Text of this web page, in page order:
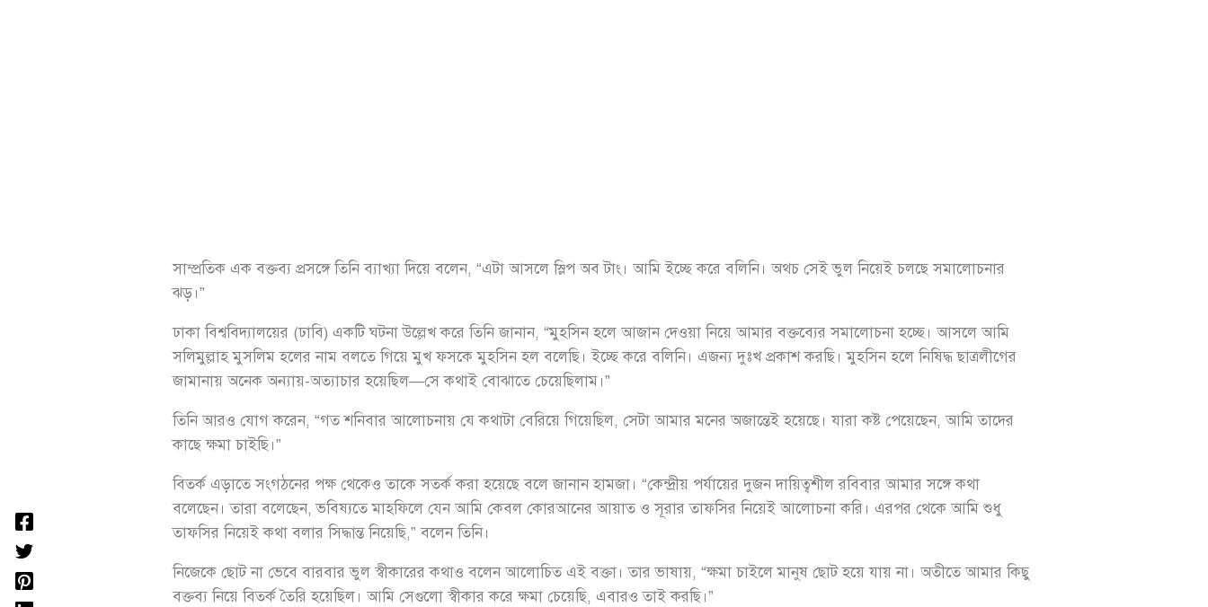
সাম্প্রতিক এক বক্তব্য প্রসঙ্গে তিনি ব্যাখ্যা দিয়ে বলেন, “এটা আসলে স্লিপ অব টাং। আমি ইচ্ছে করে বলিনি। অথচ সেই ভুল নিয়েই চলছে সমালোচনার
ঝড়।”
ঢাকা বিশ্ববিদ্যালয়ের (ঢাবি) একটি ঘটনা উল্লেখ করে তিনি জানান, “মুহসিন হলে আজান দেওয়া নিয়ে আমার বক্তব্যের সমালোচনা হচ্ছে। আসলে আমি
সলিমুল্লাহ মুসলিম হলের নাম বলতে গিয়ে মুখ ফসকে মুহসিন হল বলেছি। ইচ্ছে করে বলিনি। এজন্য দুঃখ প্রকাশ করছি। মুহসিন হলে নিষিদ্ধ ছাত্রলীগের
জামানায় অনেক অন্যায়-অত্যাচার হয়েছিল—সে কথাই বোঝাতে চেয়েছিলাম।”
তিনি আরও যোগ করেন, “গত শনিবার আলোচনায় যে কথাটা বেরিয়ে গিয়েছিল, সেটা আমার মনের অজান্তেই হয়েছে। যারা কষ্ট পেয়েছেন, আমি তাদের
কাছে ক্ষমা চাইছি।”
বিতর্ক এড়াতে সংগঠনের পক্ষ থেকেও তাকে সতর্ক করা হয়েছে বলে জানান হামজা। “কেন্দ্রীয় পর্যায়ের দুজন দায়িত্বশীল রবিবার আমার সঙ্গে কথা
বলেছেন। তারা বলেছেন, ভবিষ্যতে মাহফিলে যেন আমি কেবল কোরআনের আয়াত ও সূরার তাফসির নিয়েই আলোচনা করি। এরপর থেকে আমি শুধু
তাফসির নিয়েই কথা বলার সিদ্ধান্ত নিয়েছি,” বলেন তিনি।
নিজেকে ছোট না ভেবে বারবার ভুল স্বীকারের কথাও বলেন আলোচিত এই বক্তা। তার ভাষায়, “ক্ষমা চাইলে মানুষ ছোট হয়ে যায় না। অতীতে আমার কিছু
বক্তব্য নিয়ে বিতর্ক তৈরি হয়েছিল। আমি সেগুলো স্বীকার করে ক্ষমা চেয়েছি, এবারও তাই করছি।”